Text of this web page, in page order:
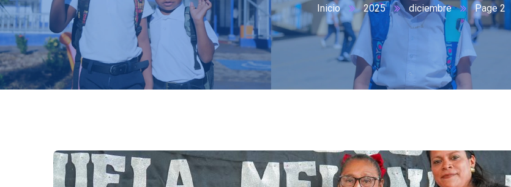
Inicio 2025 diciembre Page 2